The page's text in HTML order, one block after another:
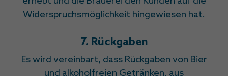
Widerspruchsmöglichkeit hingewiesen hat.
7. Rückgaben
Es wird vereinbart, dass Rückgaben von Bier
und alkoholfreien Getränken, aus